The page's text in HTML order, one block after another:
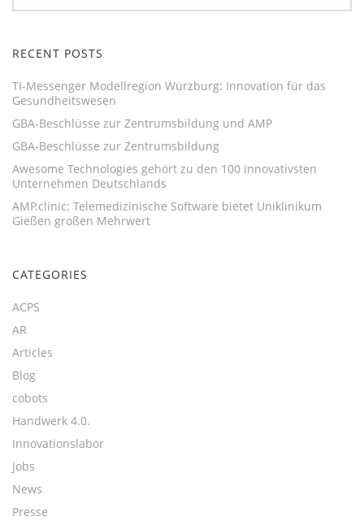
RECENT POSTS
TI-Messenger Modellregion Würzburg: Innovation für das
Gesundheitswesen
GBA-Beschlüsse zur Zentrumsbildung und AMP
GBA-Beschlüsse zur Zentrumsbildung
Awesome Technologies gehört zu den 100 innovativsten
Unternehmen Deutschlands
AMP.clinic: Telemedizinische Software bietet Uniklinikum
Gießen großen Mehrwert
CATEGORIES
ACPS
AR
Articles
Blog
cobots
Handwerk 4.0.
Innovationslabor
Jobs
News
Presse